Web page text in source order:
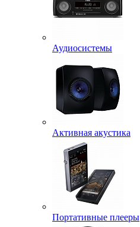
Аудиосистемы
Активная акустика
Портативные плееры